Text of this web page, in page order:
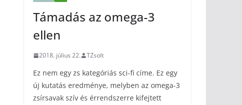
Támadás az omega-3
ellen
2018. július 22. TZsolt
Ez nem egy zs kategóriás sci-fi címe. Ez egy
új kutatás eredménye, melyben az omega-3
zsírsavak szív és érrendszerre kifejtett